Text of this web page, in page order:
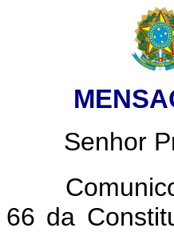
Senhor
Comunico
66 da